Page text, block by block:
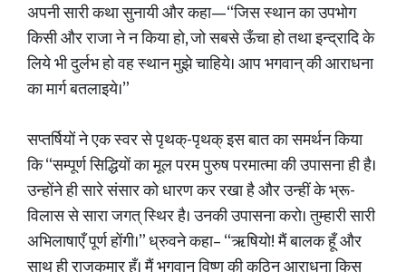
अपनी सारी कथा सुनायी और कहा—“जिस स्थान का उपभोग
किसी और राजा ने न किया हो, जो सबसे ऊँचा हो तथा इन्द्रादि के
लिये भी दुर्लभ हो वह स्थान मुझे चाहिये। आप भगवान् की आराधना
का मार्ग बतलाइये।”
सप्तर्षियों ने एक स्वर से पृथक्-पृथक् इस बात का समर्थन किया
कि “सम्पूर्ण सिद्धियों का मूल परम पुरुष परमात्मा की उपासना ही है।
उन्होंने ही सारे संसार को धारण कर रखा है और उन्हीं के भ्रू-
विलास से सारा जगत् स्थिर है। उनकी उपासना करो। तुम्हारी सारी
अभिलाषाएँ पूर्ण होंगी।” ध्रुवने कहा– “ऋषियो! मैं बालक हूँ और